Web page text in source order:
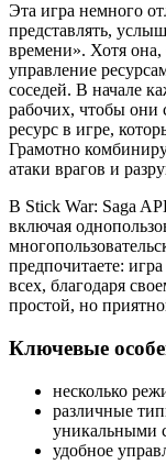
Эта игра немного
представлять,
времени». Хотя она,
управление
соседей. В начале
рабочих, чтобы они
ресурс в игре,
Грамотно
атаки врагов и
В Stick War: Saga
включая
предпочитаете:
всех, благодаря
простой, но
Ключевые
несколько
различные
уникальными
удобное